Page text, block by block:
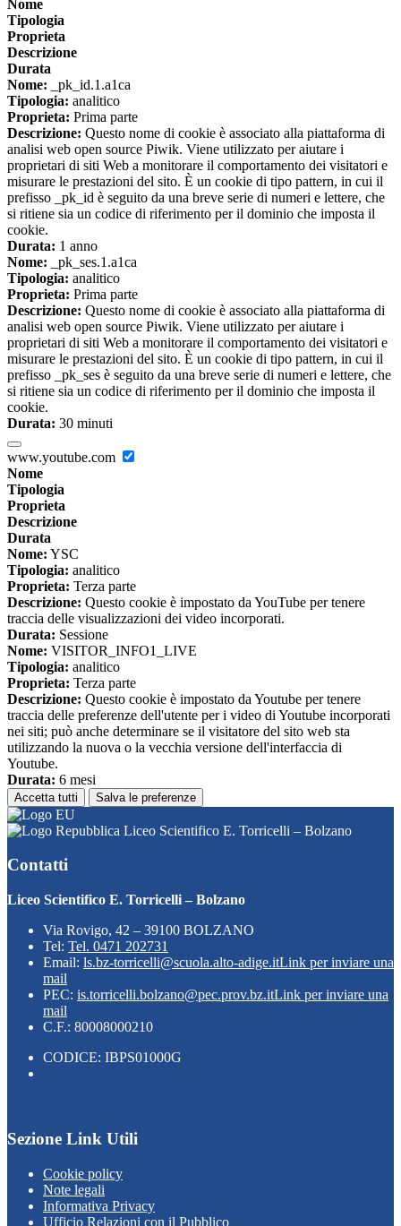
Nome
Tipologia
Proprieta
Descrizione
Durata
Nome: _pk_id.1.a1ca
Tipologia: analitico
Proprieta: Prima parte
Descrizione: Questo nome di cookie è associato alla piattaforma di
analisi web open source Piwik. Viene utilizzato per aiutare i
proprietari di siti Web a monitorare il comportamento dei visitatori e
misurare le prestazioni del sito. È un cookie di tipo pattern, in cui il
prefisso _pk_id è seguito da una breve serie di numeri e lettere, che
si ritiene sia un codice di riferimento per il dominio che imposta il
cookie.
Durata: 1 anno
Nome: _pk_ses.1.a1ca
Tipologia: analitico
Proprieta: Prima parte
Descrizione: Questo nome di cookie è associato alla piattaforma di
analisi web open source Piwik. Viene utilizzato per aiutare i
proprietari di siti Web a monitorare il comportamento dei visitatori e
misurare le prestazioni del sito. È un cookie di tipo pattern, in cui il
prefisso _pk_ses è seguito da una breve serie di numeri e lettere, che
si ritiene sia un codice di riferimento per il dominio che imposta il
cookie.
Durata: 30 minuti
www.youtube.com
Nome
Tipologia
Proprieta
Descrizione
Durata
Nome: YSC
Tipologia: analitico
Proprieta: Terza parte
Descrizione: Questo cookie è impostato da YouTube per tenere
traccia delle visualizzazioni dei video incorporati.
Durata: Sessione
Nome: VISITOR_INFO1_LIVE
Tipologia: analitico
Proprieta: Terza parte
Descrizione: Questo cookie è impostato da Youtube per tenere
traccia delle preferenze dell'utente per i video di Youtube incorporati
nei siti; può anche determinare se il visitatore del sito web sta
utilizzando la nuova o la vecchia versione dell'interfaccia di
Youtube.
Durata: 6 mesi
Accetta tutti Salva le preferenze
Liceo Scientifico E. Torricelli – Bolzano
Contatti
Liceo Scientifico E. Torricelli – Bolzano
Via Rovigo, 42 – 39100 BOLZANO
Tel: Tel. 0471 202731
Email: ls.bz-torricelli@scuola.alto-adige.itLink per inviare una
mail
PEC: is.torricelli.bolzano@pec.prov.bz.itLink per inviare una
mail
C.F.: 80008000210
CODICE: IBPS01000G
Sezione Link Utili
Cookie policy
Note legali
Informativa Privacy
Ufficio Relazioni con il Pubblico